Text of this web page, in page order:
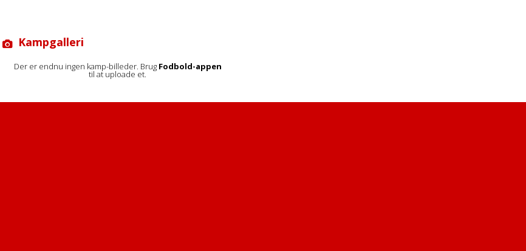
Kampgalleri
Der er endnu ingen kamp-billeder. Brug Fodbold-appen
til at uploade et.